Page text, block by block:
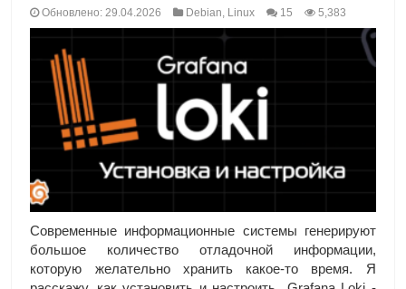
Обновлено: 29.04.2026 Debian, Linux 15 5,383
Современные информационные системы генерируют
большое количество отладочной информации,
которую желательно хранить какое-то время. Я